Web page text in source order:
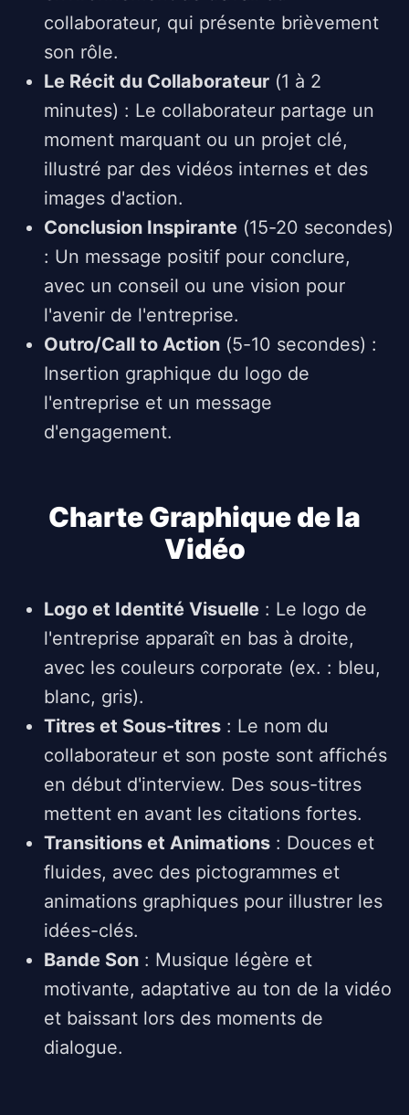
collaborateur, qui présente brièvement
son rôle.
Le Récit du Collaborateur (1 à 2
minutes) : Le collaborateur partage un
moment marquant ou un projet clé,
illustré par des vidéos internes et des
images d'action.
Conclusion Inspirante (15-20 secondes)
: Un message positif pour conclure,
avec un conseil ou une vision pour
l'avenir de l'entreprise.
Outro/Call to Action (5-10 secondes) :
Insertion graphique du logo de
l'entreprise et un message
d'engagement.
Charte Graphique de la
Vidéo
Logo et Identité Visuelle : Le logo de
l'entreprise apparaît en bas à droite,
avec les couleurs corporate (ex. : bleu,
blanc, gris).
Titres et Sous-titres : Le nom du
collaborateur et son poste sont affichés
en début d'interview. Des sous-titres
mettent en avant les citations fortes.
Transitions et Animations : Douces et
fluides, avec des pictogrammes et
animations graphiques pour illustrer les
idées-clés.
Bande Son : Musique légère et
motivante, adaptative au ton de la vidéo
et baissant lors des moments de
dialogue.